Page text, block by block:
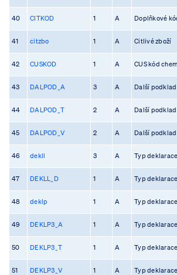
40 CITKOD 1 A Doplňkové
41 citzbo 1 A Citlivé zboží
42 CUSKOD 1 A CUS kód
43 DALPOD_A 3 A Další podklad
44 DALPOD_T 2 A Další podklad
45 DALPOD_V 2 A Další podklad
46 dekll 3 A Typ
47 DEKLL_D 1 A Typ
48 deklp 1 A Typ
49 DEKLP3_A 1 A Typ
50 DEKLP3_T 1 A Typ
51 DEKLP3_V 1 A Typ